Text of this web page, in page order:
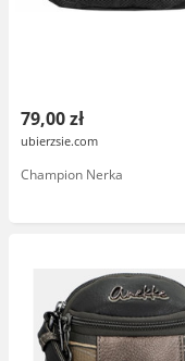
79,00 zł
ubierzsie.com
Champion Nerka